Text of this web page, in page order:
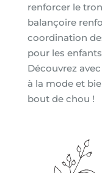
renforcer le
balançoire
coordination
pour les
Découvrez
à la mode et
bout de chou !